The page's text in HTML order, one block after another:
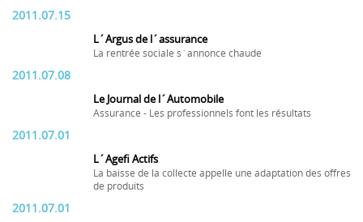
2011.07.15
L´Argus de l´assurance
La rentrée sociale s´annonce chaude
2011.07.08
Le Journal de l´Automobile
Assurance - Les professionnels font les résultats
2011.07.01
L´Agefi Actifs
La baisse de la collecte appelle une adaptation des offres
de produits
2011.07.01